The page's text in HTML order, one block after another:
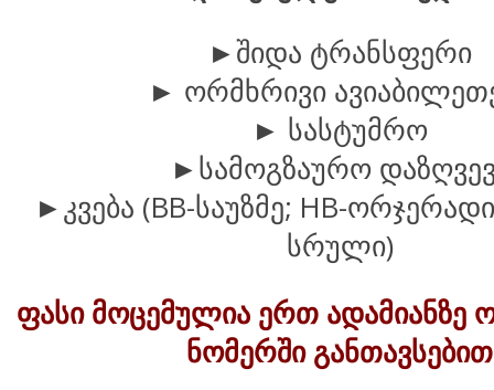
►შიდა ტრანსფერი
► ორმხრივი
► სასტუმრო
►სამოგზაურო
►კვება (BB-საუზმე; HB-ორჯერადი
სრული)
ფასი მოცემულია ერთ ადამიანზე
ნომერში განთავსებით